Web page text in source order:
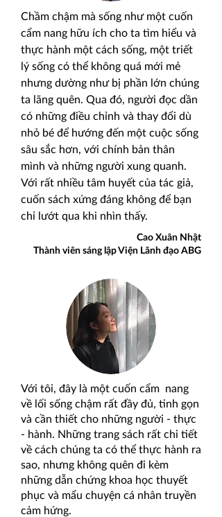
Chầm chậm mà sống như một cuốn
cẩm nang hữu ích cho ta tìm hiểu và
thực hành một cách sống, một triết
lý sống có thể không quá mới mẻ
nhưng dường như bị phần lớn chúng
ta lãng quên. Qua đó, người đọc dần
có những điều chỉnh và thay đổi dù
nhỏ bé để hướng đến một cuộc sống
sâu sắc hơn, với chính bản thân
mình và những người xung quanh.
Với rất nhiều tâm huyết của tác giả,
cuốn sách xứng đáng không để bạn
chỉ lướt qua khi nhìn thấy.
Cao Xuân Nhật
Thành viên sáng lập Viện Lãnh đạo ABG
Với tôi, đây là một cuốn cẩm nang
về lối sống chậm rất đầy đủ, tinh gọn
và cần thiết cho những người - thực
- hành. Những trang sách rất chi tiết
về cách chúng ta có thể thực hành ra
sao, nhưng không quên đi kèm
những dẫn chứng khoa học thuyết
phục và mẩu chuyện cá nhân truyền
cảm hứng.